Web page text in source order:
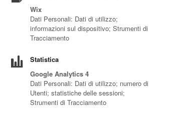
Wix
Dati Personali: Dati di utilizzo;
informazioni sul dispositivo; Strumenti di
Tracciamento
Statistica
Google Analytics 4
Dati Personali: Dati di utilizzo; numero di
Utenti; statistiche delle sessioni;
Strumenti di Tracciamento